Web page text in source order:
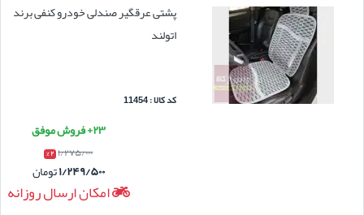
پشتی عرقگیر صندلی خودرو کنفی برند
اتولند
کد کالا : 11454
۲۳+ فروش موفق
۱/۲۷۵/۰۰۰ ۲ %
۱/۲۴۹/۵۰۰تومان
امکان ارسال روزانه